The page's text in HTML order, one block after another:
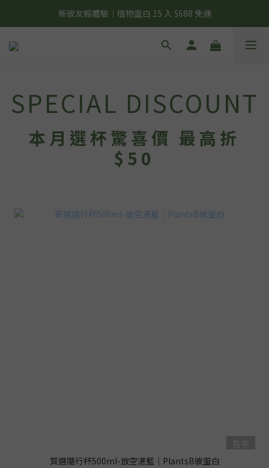
夏日輕補給｜500g 植物蛋白最低 $373 起
新彼友輕體驗｜植物蛋白 15 入 $688 免運
美力開肌｜滿 $1,488 贈美日肌酸 1 包
SPECIAL DISCOUNT
本月選杯驚喜價 最高折
$50
質選隨行杯500ml-放空湛藍｜PlantsB彼蛋白